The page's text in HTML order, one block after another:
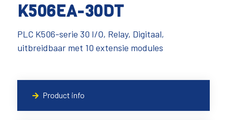
K506EA-30DT
PLC K506-serie 30 I/O, Relay, Digitaal,
uitbreidbaar met 10 extensie modules
Product info